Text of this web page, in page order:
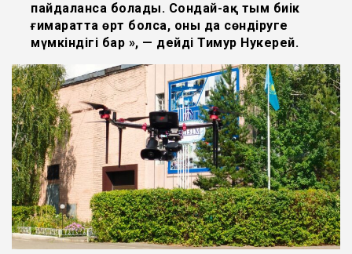
пайдаланса болады. Сондай-ақ тым биік
ғимаратта өрт болса, оны да сөндіруге
мүмкіндігі бар », — дейді Тимур Нукерей.